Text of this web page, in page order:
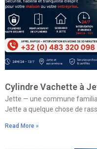
Cylindre Vachette à
Jette — une commune
Jette a quelque chose de
Read More »